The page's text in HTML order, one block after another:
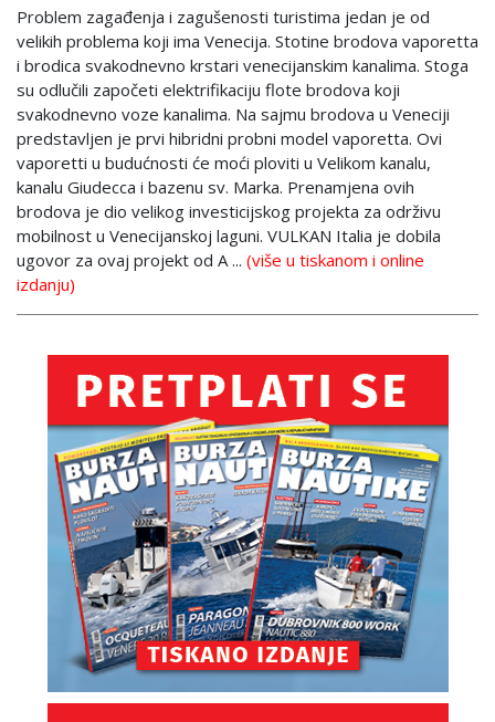
Problem zagađenja i zagušenosti turistima jedan je od
velikih problema koji ima Venecija. Stotine brodova vaporetta
i brodica svakodnevno krstari venecijanskim kanalima. Stoga
su odlučili započeti elektrifikaciju flote brodova koji
svakodnevno voze kanalima. Na sajmu brodova u Veneciji
predstavljen je prvi hibridni probni model vaporetta. Ovi
vaporetti u budućnosti će moći ploviti u Velikom kanalu,
kanalu Giudecca i bazenu sv. Marka. Prenamjena ovih
brodova je dio velikog investicijskog projekta za održivu
mobilnost u Venecijanskoj laguni. VULKAN Italia je dobila
ugovor za ovaj projekt od A ... (više u tiskanom i online
izdanju)